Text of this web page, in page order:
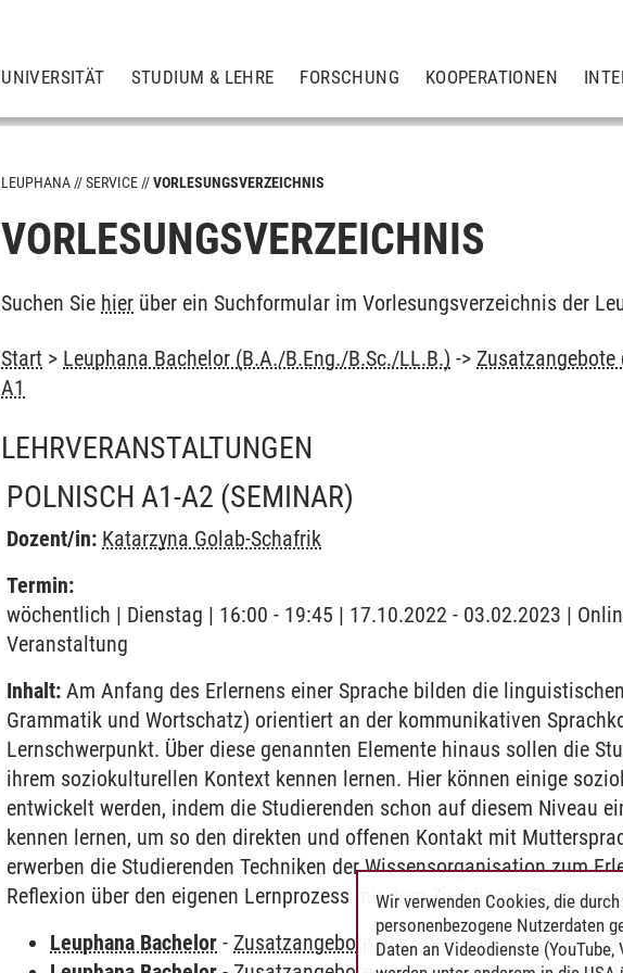
UNIVERSITÄT STUDIUM & LEHRE FORSCHUNG KOOPERATIONEN
LEUPHANA SERVICE VORLESUNGSVERZEICHNIS
VORLESUNGSVERZEICHNIS
Suchen Sie hier über ein Suchformular im Vorlesungsverzeichnis der
Start > Leuphana Bachelor (B.A./B.Eng./B.Sc./LL.B.) -> Zusatzangebote
A1
LEHRVERANSTALTUNGEN
POLNISCH A1-A2 (SEMINAR)
Dozent/in: Katarzyna Golab-Schafrik
Termin:
wöchentlich | Dienstag | 16:00 - 19:45 | 17.10.2022 - 03.02.2023 |
Veranstaltung
Inhalt: Am Anfang des Erlernens einer Sprache bilden die
Grammatik und Wortschatz) orientiert an der kommunikativen
Lernschwerpunkt. Über diese genannten Elemente hinaus sollen die
ihrem soziokulturellen Kontext kennen lernen. Hier können einige
entwickelt werden, indem die Studierenden schon auf diesem Niveau
kennen lernen, um so den direkten und offenen Kontakt mit
erwerben die Studierenden Techniken der Wissensorganisation zum
Reflexion über den eigenen Lernprozess mit dem Ziel diesen Prozess
Leuphana Bachelor - Zusatzangebote des Sprachenzentrums-
Wir verwenden Cookies, die
personenbezogene Nutzerdaten
Daten an Videodienste